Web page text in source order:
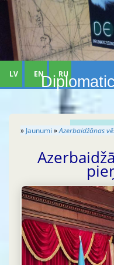
LV EN RU
» Jaunumi »Azerbaidžānas